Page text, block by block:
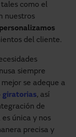
como el
nuestros
del cliente.
siempre
se adeque a
giratorias, así
de
única y nos
precisa y